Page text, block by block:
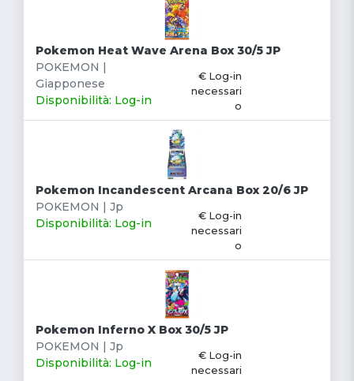
Pokemon Heat Wave Arena Box 30/5 JP
POKEMON |
Giapponese
Disponibilità: Log-in
€ Log-in
necessari
o
Pokemon Incandescent Arcana Box 20/6 JP
POKEMON | Jp
Disponibilità: Log-in
€ Log-in
necessari
o
Pokemon Inferno X Box 30/5 JP
POKEMON | Jp
Disponibilità: Log-in
€ Log-in
necessari